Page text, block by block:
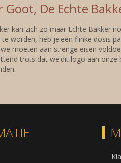
Goot, De Echte
kan zich zo maar Echte Bakker
te worden, heb je een flinke dosis
moeten aan strenge eisen
trots dat we dit logo aan onze